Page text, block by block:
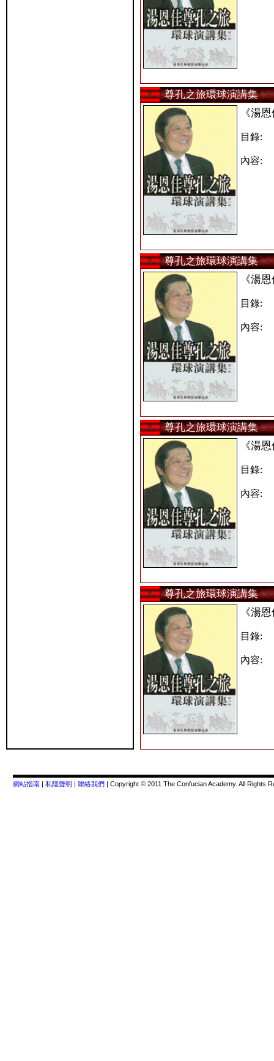
尊孔之旅環球演講集
《湯
目錄:
內容:
尊孔之旅環球演講集
《湯
目錄:
內容:
尊孔之旅環球演講集
《湯
目錄:
內容:
尊孔之旅環球演講集
《湯
目錄:
內容:
網站指南 | 私隱聲明 | 聯絡我們 | Copyright © 2011 The Confucian Academy. All Rights